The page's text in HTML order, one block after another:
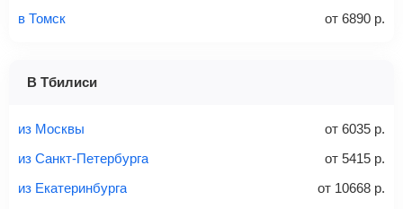
1 место
Вес багажа
в Томск
от 6890 р.
В Тбилиси
из Москвы от 6035 р.
из Санкт-Петербурга
от 5415 р.
из Екатеринбурга
от 10668 р.